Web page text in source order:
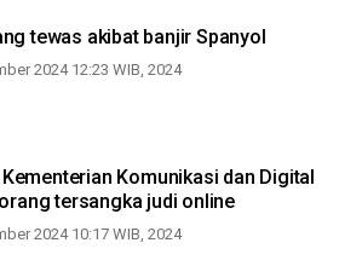
tewas akibat banjir Spanyol
2024 12:23 WIB, 2024
Kementerian Komunikasi dan Digital
tersangka judi online
2024 10:17 WIB, 2024